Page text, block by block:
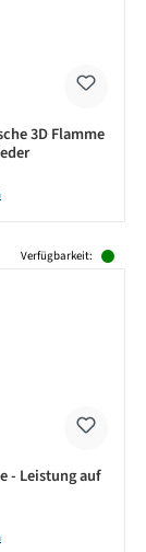
3D Flamme
Verfügbarkeit:
- Leistung auf